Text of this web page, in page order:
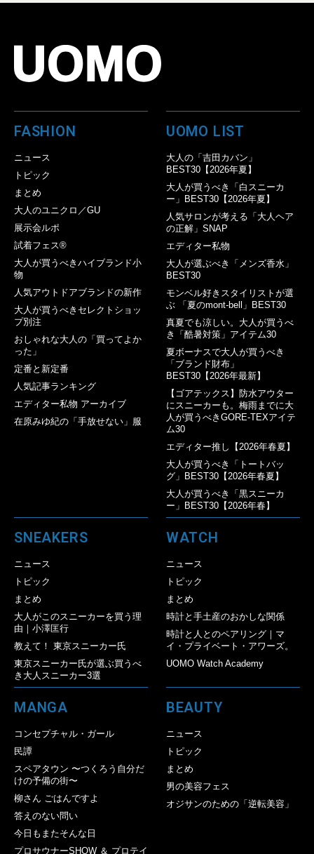
FASHION
ニュース
トピック
まとめ
大人のユニクロ／GU
展示会ルポ
試着フェス®︎
大人が買うべきハイブランド小
物
人気アウトドアブランドの新作
大人が買うべきセレクトショッ
プ別注
おしゃれな大人の「買ってよか
った」
定番と新定番
人気記事ランキング
エディター私物 アーカイブ
在原みゆ紀の「手放せない」服
UOMO LIST
大人の「吉田カバン」
BEST30【2026年夏】
大人が買うべき「白スニーカ
ー」BEST30【2026年夏】
人気サロンが考える「大人ヘア
の正解」SNAP
エディター私物
大人が選ぶべき「メンズ香水」
BEST30
モンベル好きスタイリストが選
ぶ 「夏のmont-bell」BEST30
真夏でも涼しい。大人が買うべ
き「酷暑対策」アイテム30
夏ボーナスで大人が買うべき
「ブランド財布」
BEST30【2026年最新】
【ゴアテックス】防水アウター
にスニーカーも。梅雨までに大
人が買うべきGORE-TEXアイテ
ム30
エディター推し【2026年春夏】
大人が買うべき「トートバッ
グ」BEST30【2026年春夏】
大人が買うべき「黒スニーカ
ー」BEST30【2026年春】
SNEAKERS
ニュース
トピック
まとめ
大人がこのスニーカーを買う理
由｜小澤匡行
教えて！ 東京スニーカー氏
東京スニーカー氏が選ぶ買うべ
き大人スニーカー3選
WATCH
ニュース
トピック
まとめ
時計と手土産のおかしな関係
時計と人とのペアリング｜マ
イ・プライベート・アワーズ。
UOMO Watch Academy
MANGA
コンセプチャル・ガール
民譚
スペアタウン 〜つくろう自分だ
けの予備の街〜
柳さん ごはんですよ
答えのない問い
今日もまたそんな日
プロサウナーSHOW ＆ プロテイ
BEAUTY
ニュース
トピック
まとめ
男の美容フェス
オジサンのための「逆転美容」